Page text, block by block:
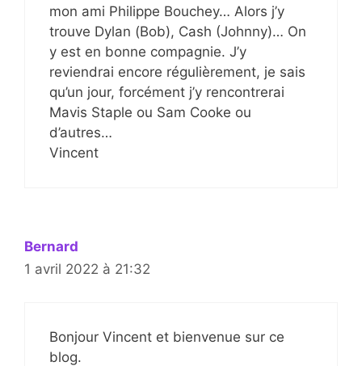
mon ami Philippe Bouchey… Alors j’y
trouve Dylan (Bob), Cash (Johnny)… On
y est en bonne compagnie. J’y
reviendrai encore régulièrement, je sais
qu’un jour, forcément j’y rencontrerai
Mavis Staple ou Sam Cooke ou
d’autres…
Vincent
Bernard
1 avril 2022 à 21:32
Bonjour Vincent et bienvenue sur ce
blog.